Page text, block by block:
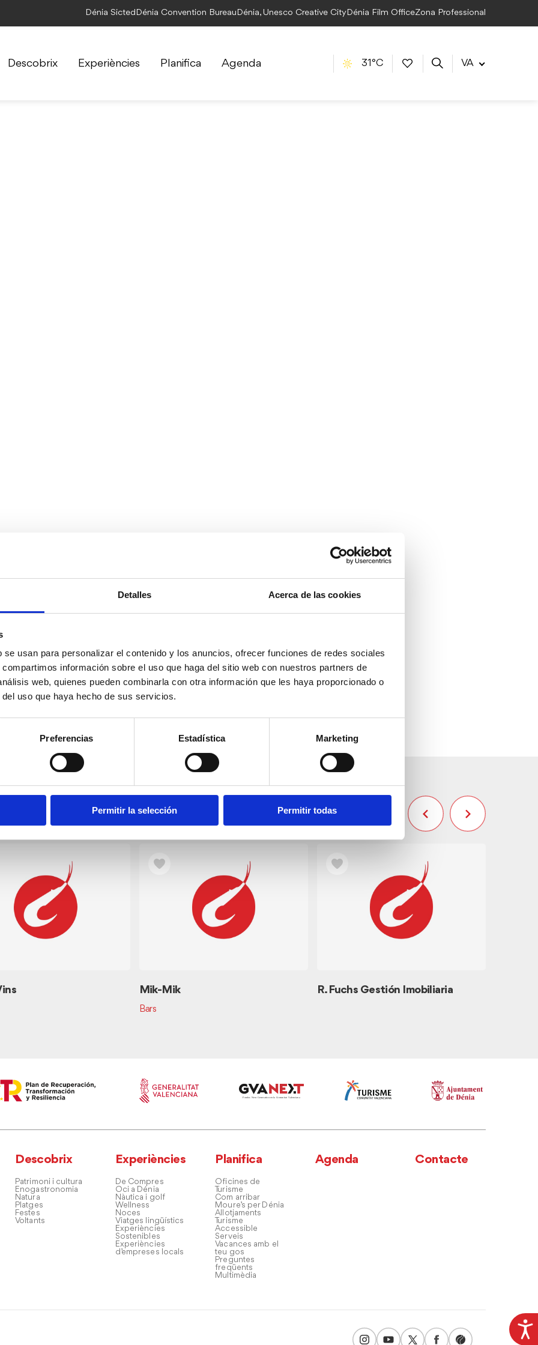
Detalles Acerca de las cookies
usan para personalizar el contenido y los anuncios, ofrecer funciones de redes sociales
información sobre el uso que haga del sitio web con nuestros partners de
web, quienes pueden combinarla con otra información que les haya proporcionado o
uso que haya hecho de sus servicios.
Preferencias Estadística Marketing
Permitir la selección Permitir todas
Dénia Sicted Dénia Convention Bureau Dénia, Unesco Creative CityDénia Film OfficeZona Professional
Descobrix Experiències Planifica Agenda 31°C VA
Mik-Mik
Bars
R. Fuchs Gestión Imobiliaria
Descobrix
Patrimoni i cultura
Enogastronomia
Natura
Platges
Festes
Voltants
Experiències
De Compres
Oci a Dénia
Nàutica i golf
Wellness
Noces
Viatges lingüístics
Experiències
Sostenibles
Experiències
d’empreses locals
Planifica
Oficines de
Turisme
Com arribar
Moure’s per Dénia
Allotjaments
Turisme
Accessible
Serveis
Vacances amb el
teu gos
Preguntes
freqüents
Multimèdia
Agenda Contacte